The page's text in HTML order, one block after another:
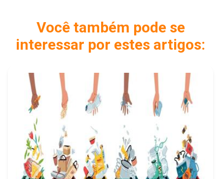
Você também pode se
interessar por estes artigos: